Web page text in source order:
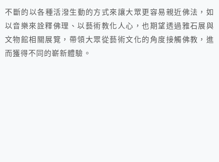
不斷的以各種活潑生動的方式來讓大眾更容易親近佛法，如
以音樂來詮釋佛理、以藝術教化人心，也期望透過雅石展與
文物館相關展覽，帶領大眾從藝術文化的角度接觸佛教，進
而獲得不同的嶄新體驗。